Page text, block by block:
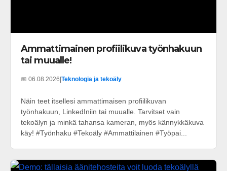
Ammattimainen profiilikuva työnhakuun
tai muualle!
📅 06.08.2026|Teknologia ja tekoäly
Näin teet itsellesi ammattimaisen profiilikuvan
työnhakuun, LinkedIniin tai muualle. Tarvitset vain
tekoälyn ja minkä tahansa kameran, myös kännykkäkuva
käy! #Työnhaku #Tekoäly #Ammattilainen #Työpai...